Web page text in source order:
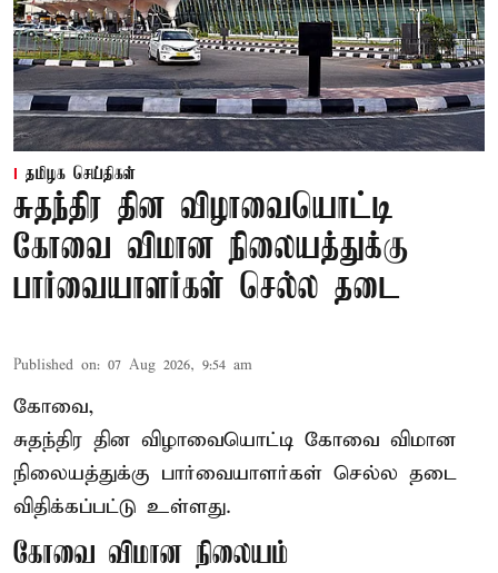
தமிழக செய்திகள்
சுதந்திர தின விழாவையொட்டி
கோவை விமான நிலையத்துக்கு
பார்வையாளர்கள் செல்ல தடை
Published on: 07 Aug 2026, 9:54 am
கோவை,
சுதந்திர தின விழாவையொட்டி கோவை விமான
நிலையத்துக்கு பார்வையாளர்கள் செல்ல தடை
விதிக்கப்பட்டு உள்ளது.
கோவை விமான நிலையம்